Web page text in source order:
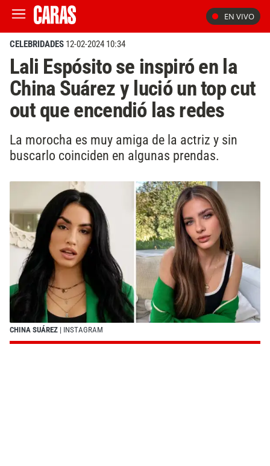
EN VIVO
CELEBRIDADES 12-02-2024 10:34
Lali Espósito se inspiró en la
China Suárez y lució un top cut
out que encendió las redes
La morocha es muy amiga de la actriz y sin
buscarlo coinciden en algunas prendas.
CHINA SUÁREZ | INSTAGRAM